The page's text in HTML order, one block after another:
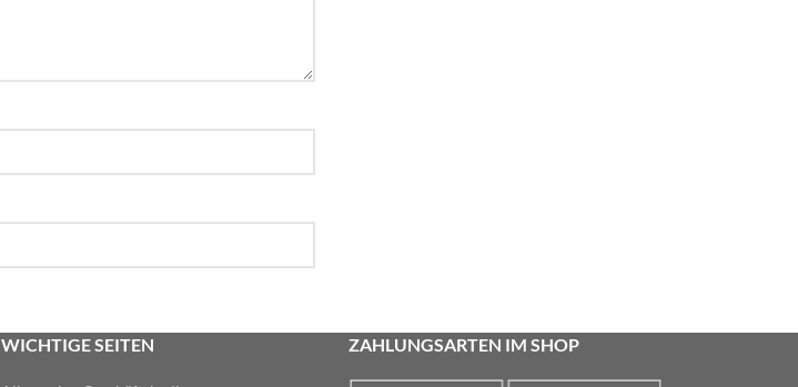
WICHTIGE SEITEN ZAHLUNGSARTEN IM SHOP